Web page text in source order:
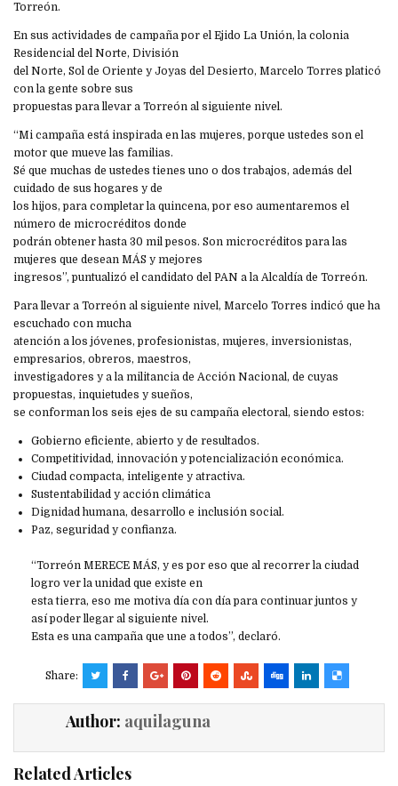
Torreón.
En sus actividades de campaña por el Ejido La Unión, la colonia
Residencial del Norte, División
del Norte, Sol de Oriente y Joyas del Desierto, Marcelo Torres platicó
con la gente sobre sus
propuestas para llevar a Torreón al siguiente nivel.
“Mi campaña está inspirada en las mujeres, porque ustedes son el
motor que mueve las familias.
Sé que muchas de ustedes tienes uno o dos trabajos, además del
cuidado de sus hogares y de
los hijos, para completar la quincena, por eso aumentaremos el
número de microcréditos donde
podrán obtener hasta 30 mil pesos. Son microcréditos para las
mujeres que desean MÁS y mejores
ingresos”, puntualizó el candidato del PAN a la Alcaldía de Torreón.
Para llevar a Torreón al siguiente nivel, Marcelo Torres indicó que ha
escuchado con mucha
atención a los jóvenes, profesionistas, mujeres, inversionistas,
empresarios, obreros, maestros,
investigadores y a la militancia de Acción Nacional, de cuyas
propuestas, inquietudes y sueños,
se conforman los seis ejes de su campaña electoral, siendo estos:
Gobierno eficiente, abierto y de resultados.
Competitividad, innovación y potencialización económica.
Ciudad compacta, inteligente y atractiva.
Sustentabilidad y acción climática
Dignidad humana, desarrollo e inclusión social.
Paz, seguridad y confianza.
“Torreón MERECE MÁS, y es por eso que al recorrer la ciudad
logro ver la unidad que existe en
esta tierra, eso me motiva día con día para continuar juntos y
así poder llegar al siguiente nivel.
Esta es una campaña que une a todos”, declaró.
Share:
Author: aquilaguna
Related Articles